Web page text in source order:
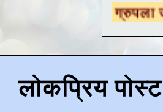
ग्रुपला जॉईन
लोकप्रिय पोस्ट